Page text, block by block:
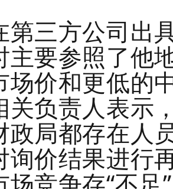
第三方公司出
主要参照了他
场价和更低的
关负责人表示
政局都存在人
询价结果进行